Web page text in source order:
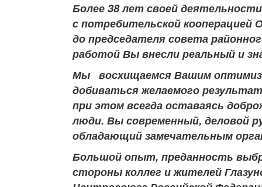
Более 38 лет своей
с потребительской
до председателя совета
работой Вы внесли реальный и
Мы восхищаемся Вашим
добиваться желаемого
при этом всегда оставаясь
люди. Вы современный, деловой
обладающий замечательным
Большой опыт, преданность
стороны коллег и жителей